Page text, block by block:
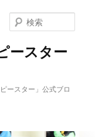
ースター
ースター」公式ブロ
索